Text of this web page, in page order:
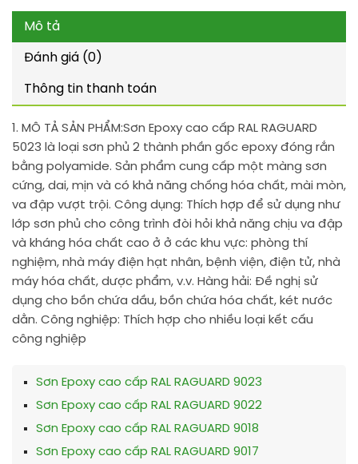
Mô tả
Đánh giá (0)
Thông tin thanh toán
1. MÔ TẢ SẢN PHẨM:Sơn Epoxy cao cấp RAL RAGUARD
5023 là loại sơn phủ 2 thành phần gốc epoxy đóng rắn
bằng polyamide. Sản phẩm cung cấp một màng sơn
cứng, dai, mịn và có khả năng chống hóa chất, mài mòn,
va đập vượt trội. Công dụng: Thích hợp để sử dụng như
lớp sơn phủ cho công trình đòi hỏi khả năng chịu va đập
và kháng hóa chất cao ở ở các khu vực: phòng thí
nghiệm, nhà máy điện hạt nhân, bệnh viện, điện tử, nhà
máy hóa chất, dược phẩm, v.v. Hàng hải: Đề nghị sử
dụng cho bồn chứa dầu, bồn chứa hóa chất, két nước
dằn. Công nghiệp: Thích hợp cho nhiều loại kết cấu
công nghiệp
Sơn Epoxy cao cấp RAL RAGUARD 9023
Sơn Epoxy cao cấp RAL RAGUARD 9022
Sơn Epoxy cao cấp RAL RAGUARD 9018
Sơn Epoxy cao cấp RAL RAGUARD 9017